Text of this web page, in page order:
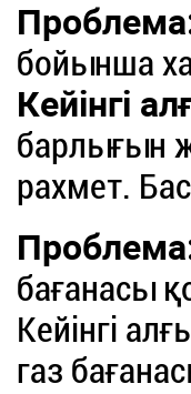
бойынша
Кейінгі
барлығын
рахмет.
бағанасы
Кейінгі
газ